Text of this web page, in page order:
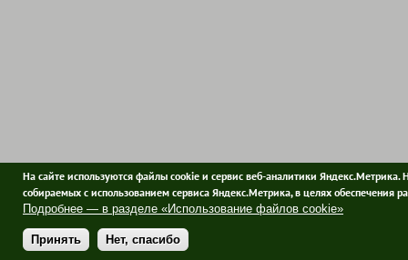
На сайте используются файлы cookie и сервис веб-аналитики
собираемых с использованием сервиса Яндекс.Метрика, в целях обеспечения
Подробнее — в разделе «Использование файлов cookie»
Принять Нет, спасибо